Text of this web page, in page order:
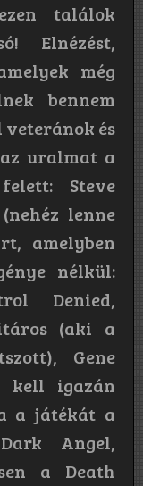
találok
Elnézést,
még
bennem
és
uralmat a
Steve
lenne
amelyben
nélkül:
Denied,
(aki a
Gene
kell igazán
a játékát a
Angel,
a Death